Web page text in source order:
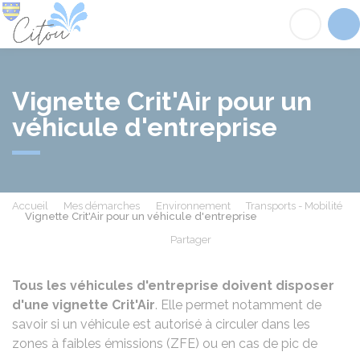
Vignette Crit'Air pour un
véhicule d'entreprise
Accueil Mes démarches Environnement
Transports - Mobilité
Vignette Crit'Air pour un véhicule d'entreprise
Partager
Tous les véhicules d'entreprise doivent disposer
d'une vignette Crit'Air. Elle permet notamment de
savoir si un véhicule est autorisé à circuler dans les
zones à faibles émissions (ZFE) ou en cas de pic de